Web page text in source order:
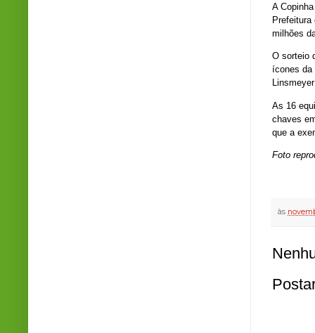
A
milhões
O sorteio
ícones da
As 16
chaves
que a
Foto
às